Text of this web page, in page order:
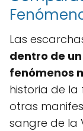
Las
dentro de
fenómenos
historia de
otras
sangre de la